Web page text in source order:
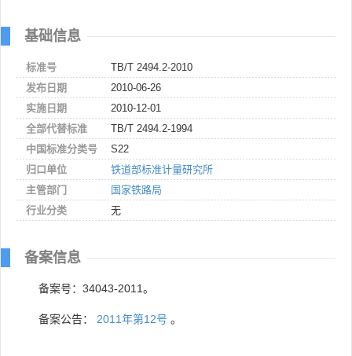
基础信息
标准号
TB/T 2494.2-2010
发布日期
2010-06-26
实施日期
2010-12-01
全部代替标准
TB/T 2494.2-1994
中国标准分类号
S22
归口单位
铁道部标准计量研究所
主管部门
国家铁路局
行业分类
无
备案信息
备案号：34043-2011。
备案公告： 2011年第12号 。